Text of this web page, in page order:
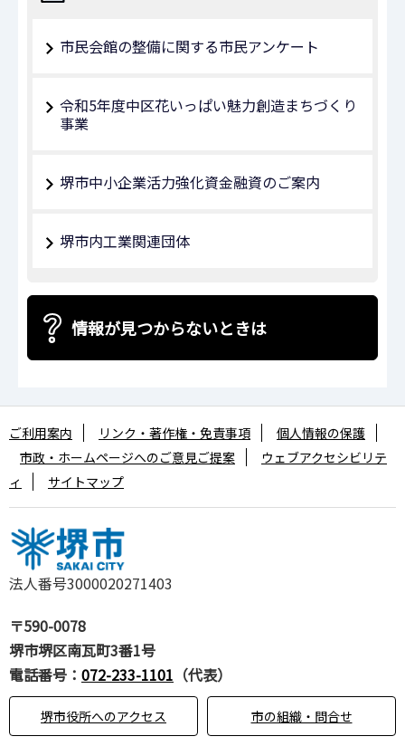
市民会館の整備に関する市民アンケート
令和5年度中区花いっぱい魅力創造まちづくり
事業
堺市中小企業活力強化資金融資のご案内
堺市内工業関連団体
情報が見つからないときは
法人番号3000020271403
〒590-0078
堺市堺区南瓦町3番1号
電話番号： 072-233-1101 （代表）
堺市役所へのアクセス 市の組織・問合せ
ご利用案内 リンク・著作権・免責事項
個人情報の保護
市政・ホームページへのご意見ご提案
ウェブアクセシビリテ
ィ
サイトマップ